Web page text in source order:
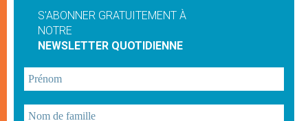
S'ABONNER GRATUITEMENT À
NOTRE
NEWSLETTER QUOTIDIENNE